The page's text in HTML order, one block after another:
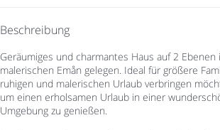
Beschreibung
Geräumiges und charmantes Haus auf 2
malerischen Emån gelegen. Ideal für größere
ruhigen und malerischen Urlaub verbringen
um einen erholsamen Urlaub in einer
Umgebung zu genießen.